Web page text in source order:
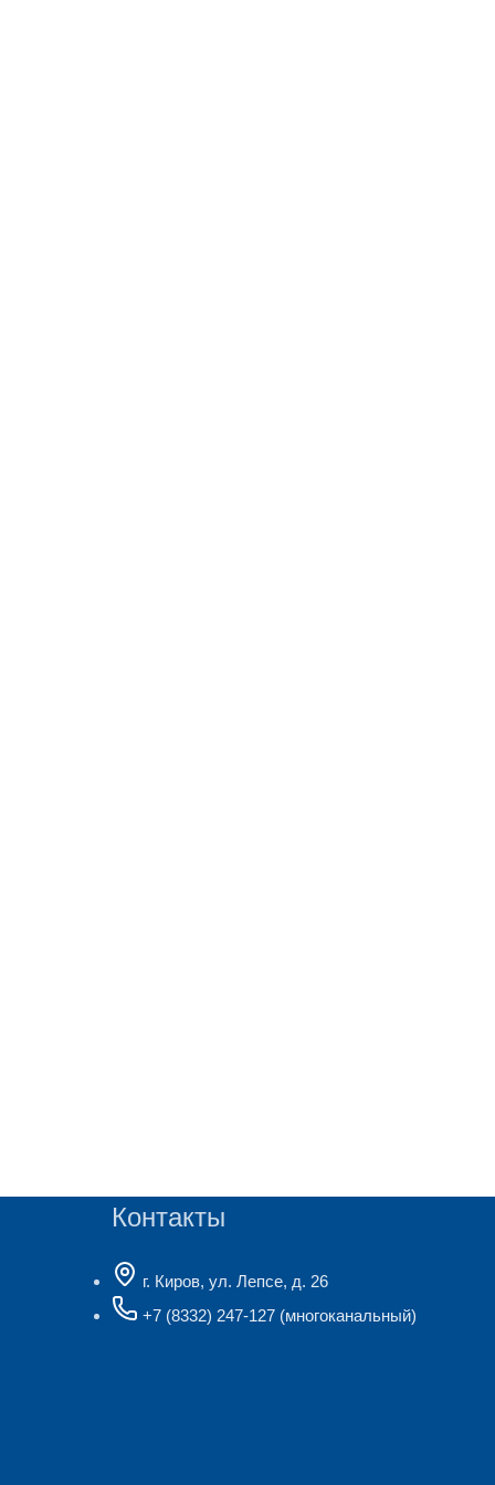
Контакты
г. Киров, ул. Лепсе, д. 26
+7 (8332) 247-127 (многоканальный)